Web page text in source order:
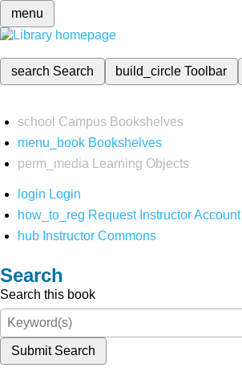
menu
search Search build_circleToolbar
school Campus Bookshelves
menu_book Bookshelves
perm_media
Learning Objects
login Login
how_to_reg Request Instructor Account
hub Instructor Commons
Search
Search this book
Submit Search